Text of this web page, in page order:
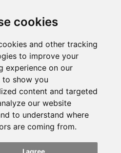
cookies
and other tracking
to improve your
experience on our
to show you
content and targeted
our website
to understand where
are coming from.
I agree
diverse range of business
and training initiatives with
and demonstrate new
clients’ companies in 360
the clients’ performances.
and Coaching Center - CONC
Bangkok 10200, Thailand